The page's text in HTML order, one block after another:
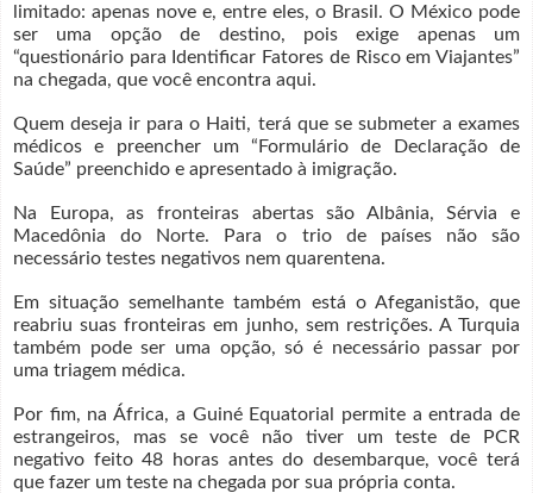
limitado: apenas nove e, entre eles, o Brasil. O México pode
ser uma opção de destino, pois exige apenas um
“questionário para Identificar Fatores de Risco em Viajantes”
na chegada, que você encontra aqui.
Quem deseja ir para o Haiti, terá que se submeter a exames
médicos e preencher um “Formulário de Declaração de
Saúde” preenchido e apresentado à imigração.
Na Europa, as fronteiras abertas são Albânia, Sérvia e
Macedônia do Norte. Para o trio de países não são
necessário testes negativos nem quarentena.
Em situação semelhante também está o Afeganistão, que
reabriu suas fronteiras em junho, sem restrições. A Turquia
também pode ser uma opção, só é necessário passar por
uma triagem médica.
Por fim, na África, a Guiné Equatorial permite a entrada de
estrangeiros, mas se você não tiver um teste de PCR
negativo feito 48 horas antes do desembarque, você terá
que fazer um teste na chegada por sua própria conta.